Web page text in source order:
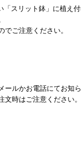
スリット鉢」に植え付
ご注意ください。
ルかお電話にてお知ら
時はご注意ください。